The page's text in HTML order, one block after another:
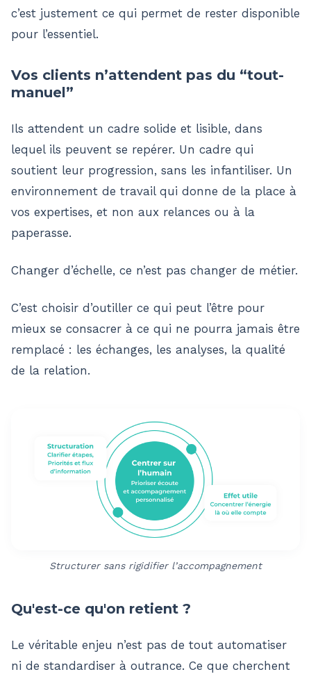
c’est justement ce qui permet de rester disponible
pour l’essentiel.
Vos clients n’attendent pas du “tout-
manuel”
Ils attendent un cadre solide et lisible, dans
lequel ils peuvent se repérer. Un cadre qui
soutient leur progression, sans les infantiliser. Un
environnement de travail qui donne de la place à
vos expertises, et non aux relances ou à la
paperasse.
Changer d’échelle, ce n’est pas changer de métier.
C’est choisir d’outiller ce qui peut l’être pour
mieux se consacrer à ce qui ne pourra jamais être
remplacé : les échanges, les analyses, la qualité
de la relation.
Structurer sans rigidifier l’accompagnement
Qu'est-ce qu'on retient ?
Le véritable enjeu n’est pas de tout automatiser
ni de standardiser à outrance. Ce que cherchent